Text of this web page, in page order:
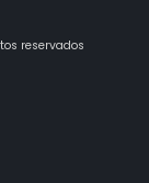
reservados